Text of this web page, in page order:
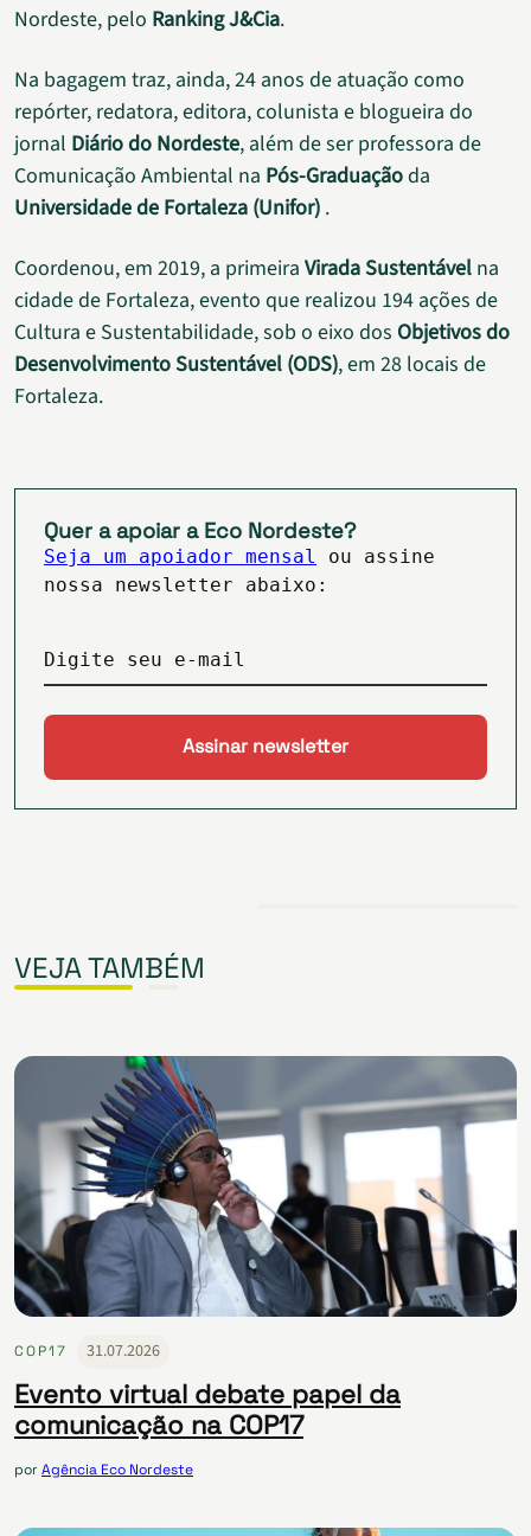
Nordeste, pelo Ranking J&Cia.
Na bagagem traz, ainda, 24 anos de atuação como
repórter, redatora, editora, colunista e blogueira do
jornal Diário do Nordeste, além de ser professora de
Comunicação Ambiental na Pós-Graduaçãoda
Universidade de Fortaleza (Unifor) .
Coordenou, em 2019, a primeira Virada Sustentável na
cidade de Fortaleza, evento que realizou 194 ações de
Cultura e Sustentabilidade, sob o eixo dos Objetivos do
Desenvolvimento Sustentável (ODS), em 28 locais de
Fortaleza.
Quer a apoiar a Eco Nordeste?
Seja um apoiador mensal
ou assine
nossa newsletter abaixo:
Digite seu e-mail
VEJA TAMBÉM
COP17 31.07.2026
Evento virtual debate papel da
comunicação na COP17
porAgência Eco Nordeste